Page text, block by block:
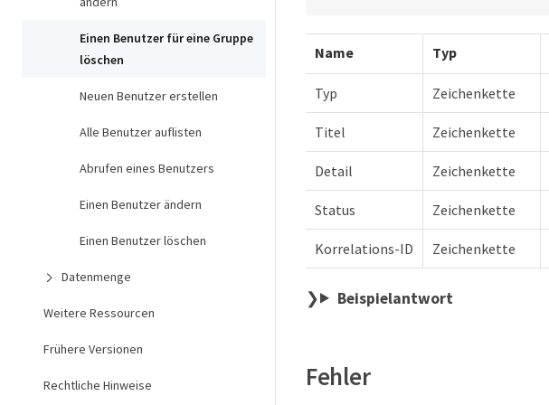
Einen Benutzer für eine Gruppe
löschen
Neuen Benutzer erstellen
Alle Benutzer auflisten
Abrufen eines Benutzers
Einen Benutzer ändern
Einen Benutzer löschen
Datenmenge
Weitere Ressourcen
Frühere Versionen
Rechtliche Hinweise
Name Typ
Typ Zeichenkette
Titel Zeichenkette
Detail Zeichenkette
Status Zeichenkette
Korrelations-ID Zeichenkette
Beispielantwort
Fehler